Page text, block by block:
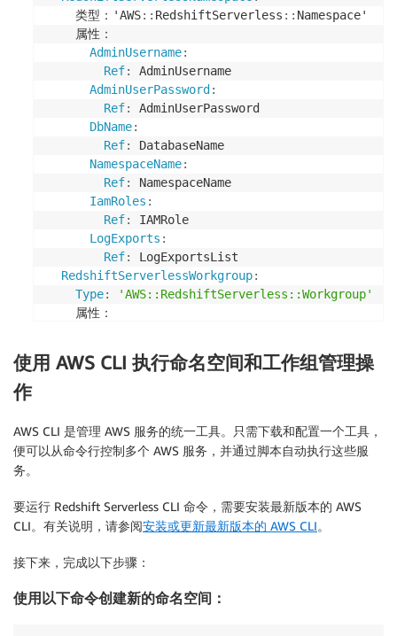
    类型：'AWS
: : RedshiftServerless : : Namespace'
    属性：
AdminUsername:
Ref:
AdminUsername
AdminUserPassword:
Ref:
AdminUserPassword
DbName:
Ref:
DatabaseName
NamespaceName:
Ref:
NamespaceName
IamRoles :
Ref:
IAMRole
LogExports :
Ref:
LogExportsList
RedshiftServerlessWorkgroup:
Type:
'AWS::RedshiftServerless::Workgroup'
    属性：
WorkgroupName
NamespaceName:
Ref: BaseRPU
PubliclyAccessible :
Ref: PubliclyAccessible
SubnetId
SecurityGroupIds:
Ref: SecurityGroupIds
EnhancedVpcRouting
Ref : EnhancedVpcRouting
DependsOn:
- RedshiftServerlessNamespace
使用 AWS CLI 执行命名空间和工作组管理操
作
AWS CLI 是管理 AWS 服务的统一工具。只需下载和配置一个工具，
便可以从命令行控制多个 AWS 服务，并通过脚本自动执行这些服
务。
要运行 Redshift Serverless CLI 命令，需要安装最新版本的 AWS
CLI。有关说明，请参阅安装或更新最新版本的 AWS CLI。
接下来，完成以下步骤：
使用以下命令创建新的命名空间：